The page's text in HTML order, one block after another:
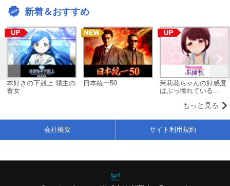
新着＆おすすめ
本好きの下剋上 領主の
養女
日本統一50
茉莉花ちゃんの好感度
はぶっ壊れている...
もっと見る
会社概要 サイト利用規約